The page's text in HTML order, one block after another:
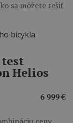
sa môžete tešiť
test
Helios
6 999€